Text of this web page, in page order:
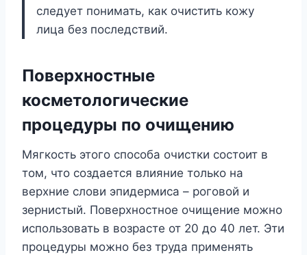
следует понимать, как очистить кожу
лица без последствий.
Поверхностные
косметологические
процедуры по очищению
Мягкость этого способа очистки состоит в
том, что создается влияние только на
верхние слови эпидермиса – роговой и
зернистый. Поверхностное очищение можно
использовать в возрасте от 20 до 40 лет. Эти
процедуры можно без труда применять